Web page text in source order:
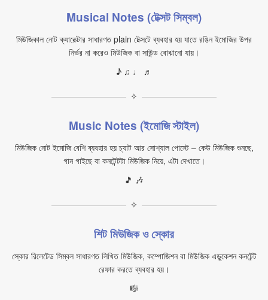
Musical Notes (টেক্সট সিম্বল)
মিউজিকাল নোট ক্যারেক্টার সাধারণত plain টেক্সটে ব্যবহার হয় যাতে রঙিন ইমোজির উপর
নির্ভর না করেও মিউজিক বা সাউন্ড বোঝানো যায়।
♪ ♫ ♩ ♬
✧
Music Notes (ইমোজি স্টাইল)
মিউজিক নোট ইমোজি বেশি ব্যবহার হয় চ্যাট আর সোশ্যাল পোস্টে – কেউ মিউজিক শুনছে,
গান গাইছে বা কনটেন্টটা মিউজিক নিয়ে, এটা দেখাতে।
🎵 🎶
✧
শিট মিউজিক ও স্কোর
স্কোর রিলেটেড সিম্বল সাধারণত লিখিত মিউজিক, কম্পোজিশন বা মিউজিক এডুকেশন কনটেন্ট
রেফার করতে ব্যবহার হয়।
🎼